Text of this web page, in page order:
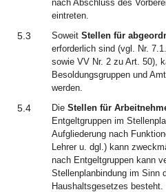
nach Abschluss des
eintreten.
5.3 Soweit Stellen für
erforderlich sind (vgl. Nr.
sowie VV Nr. 2 zu Art. 50),
Besoldungsgruppen und
werden.
5.4 Die Stellen für
Entgeltgruppen im
Aufgliederung nach
Lehrer u. dgl.) kann
nach Entgeltgruppen kann
Stellenplanbindung im Sinn
Haushaltsgesetzes besteht.